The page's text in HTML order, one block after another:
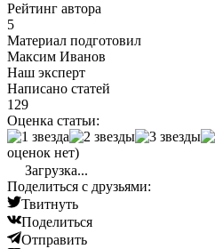
Рейтинг автора
5
Материал подготовил
Максим Иванов
Наш эксперт
Написано статей
129
Оценка статьи:
оценок нет)
Загрузка...
Поделиться с друзьями:
Твитнуть
Поделиться
Отправить